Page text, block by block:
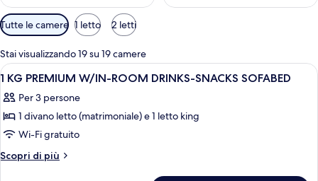
Filtri
disponibili
per
le
camere
Tutte le camere 1 letto 2 letti
Stai visualizzando 19 su 19 camere
Apri
tutte
le
foto
per
1
Camera d'albergo con un letto
4
1 KG PREMIUM W/IN-ROOM DRINKS-SNACKS SOFABED
Per 3 persone
1 divano letto (matrimoniale) e 1 letto king
Wi-Fi gratuito
Scopri di più
Altri